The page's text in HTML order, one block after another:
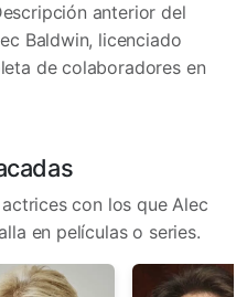
anterior del
Baldwin, licenciado
de colaboradores en
con los que Alec
en películas o series.